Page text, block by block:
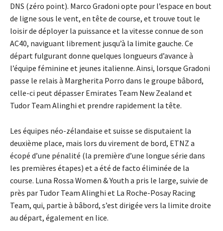
DNS (zéro point). Marco Gradoni opte pour l’espace en bout
de ligne sous le vent, en tête de course, et trouve tout le
loisir de déployer la puissance et la vitesse connue de son
AC40, naviguant librement jusqu’à la limite gauche. Ce
départ fulgurant donne quelques longueurs d’avance à
l’équipe féminine et jeunes italienne. Ainsi, lorsque Gradoni
passe le relais à Margherita Porro dans le groupe bâbord,
celle-ci peut dépasser Emirates Team New Zealand et
Tudor Team Alinghi et prendre rapidement la tête.
Les équipes néo-zélandaise et suisse se disputaient la
deuxième place, mais lors du virement de bord, ETNZ a
écopé d’une pénalité (la première d’une longue série dans
les premières étapes) et a été de facto éliminée de la
course. Luna Rossa Women & Youth a pris le large, suivie de
près par Tudor Team Alinghi et La Roche-Posay Racing
Team, qui, partie à bâbord, s’est dirigée vers la limite droite
au départ, également en lice.